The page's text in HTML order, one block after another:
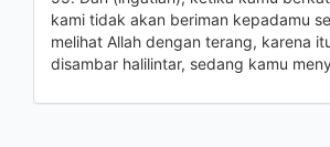
kami tidak akan beriman kepadamu
melihat Allah dengan terang, karena
disambar halilintar, sedang kamu